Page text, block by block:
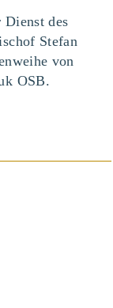
Dienst des
Stefan
von
OSB.